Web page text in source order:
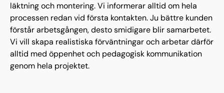
läktning och montering. Vi informerar alltid om hela
processen redan vid första kontakten. Ju bättre kunden
förstår arbetsgången, desto smidigare blir samarbetet.
Vi vill skapa realistiska förväntningar och arbetar därför
alltid med öppenhet och pedagogisk kommunikation
genom hela projektet.